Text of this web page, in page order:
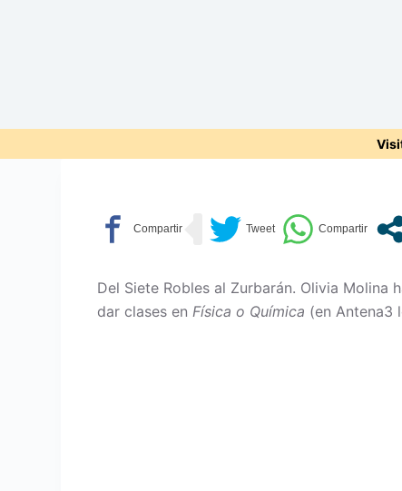
Del Siete Robles al Zurbarán. Olivia
dar clases enFísica o Química (en Antena3